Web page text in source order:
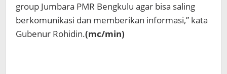
group Jumbara PMR Bengkulu agar bisa saling
berkomunikasi dan memberikan informasi,” kata
Gubenur Rohidin.(mc/min)